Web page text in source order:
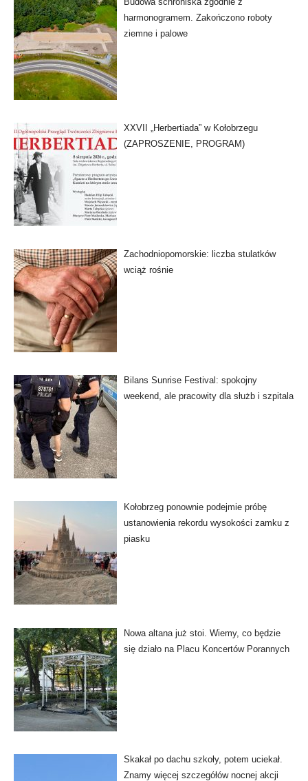
harmonogramem. Zakończono roboty
ziemne i palowe
XXVII „Herbertiada” w Kołobrzegu
(ZAPROSZENIE, PROGRAM)
Zachodniopomorskie: liczba stulatków
wciąż rośnie
Bilans Sunrise Festival: spokojny
weekend, ale pracowity dla służb i szpitala
Kołobrzeg ponownie podejmie próbę
ustanowienia rekordu wysokości zamku z
piasku
Nowa altana już stoi. Wiemy, co będzie
się działo na Placu Koncertów Porannych
Skakał po dachu szkoły, potem uciekał.
Znamy więcej szczegółów nocnej akcji